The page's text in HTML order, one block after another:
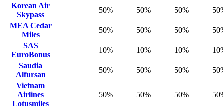
Korean Air
Skypass
50% 50% 50%
MEA Cedar
Miles
50% 50% 50%
SAS
EuroBonus
10% 10% 10%
Saudia
Alfursan
50% 50% 50%
Vietnam
Airlines
Lotusmiles
50% 50% 50%